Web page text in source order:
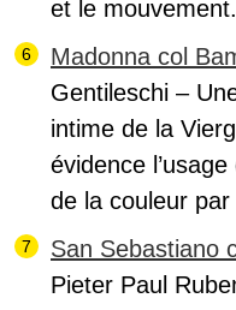
et le mouvement.
Madonna col
Gentileschi –
intime de la
évidence
de la couleur par
San Sebastiano
Pieter Paul